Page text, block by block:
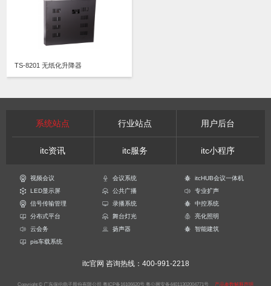
TS-8201 无纸化升降器
系统站点 行业站点 用户后台
itc资讯 itc服务 itc小程序
视频会议 会议系统
itcHUB会议一体机
LED显示屏
公共广播
专业扩声
信号传输管理
录播系统
中控系统
分布式平台
舞台灯光
亮化照明
云会务
扬声器
智能建筑
pis车载系统
itc官网 咨询热线：400-991-2218
Copyright © 广东保伦电子股份有限公司 粤ICP备16106620号 粤公网安备44011302004771号 产品参数解释声明